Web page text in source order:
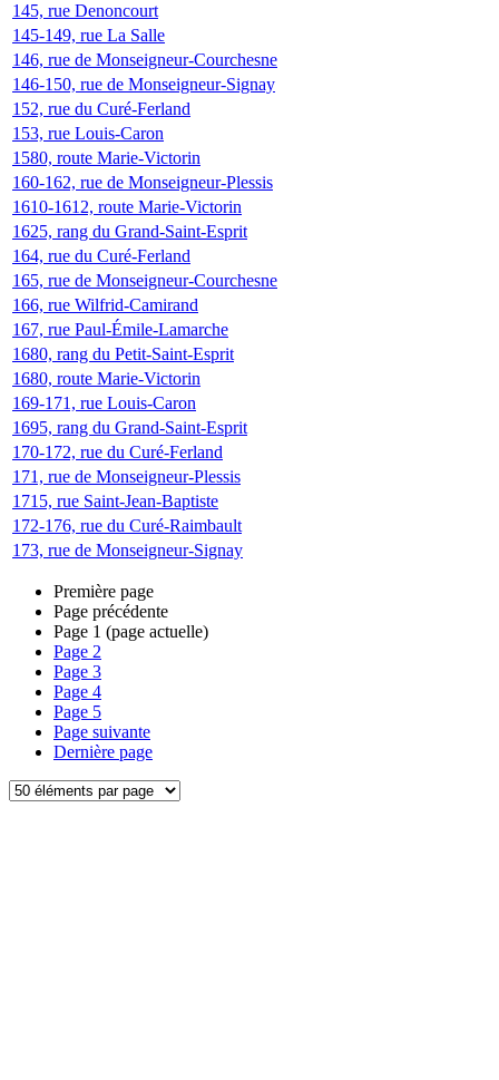
145, rue Denoncourt
145-149, rue La Salle
146, rue de Monseigneur-Courchesne
146-150, rue de Monseigneur-Signay
152, rue du Curé-Ferland
153, rue Louis-Caron
1580, route Marie-Victorin
160-162, rue de Monseigneur-Plessis
1610-1612, route Marie-Victorin
1625, rang du Grand-Saint-Esprit
164, rue du Curé-Ferland
165, rue de Monseigneur-Courchesne
166, rue Wilfrid-Camirand
167, rue Paul-Émile-Lamarche
1680, rang du Petit-Saint-Esprit
1680, route Marie-Victorin
169-171, rue Louis-Caron
1695, rang du Grand-Saint-Esprit
170-172, rue du Curé-Ferland
171, rue de Monseigneur-Plessis
1715, rue Saint-Jean-Baptiste
172-176, rue du Curé-Raimbault
173, rue de Monseigneur-Signay
Première page
Page précédente
Page 1 (page actuelle)
Page 2
Page 3
Page 4
Page 5
Page suivante
Dernière page